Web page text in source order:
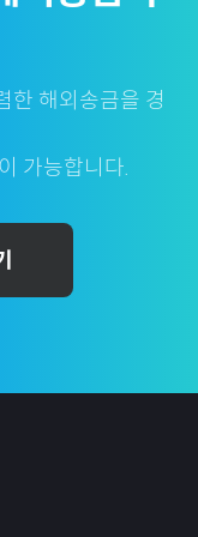
한 해외송금을 경
가능합니다.